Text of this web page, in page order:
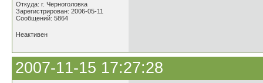
Откуда: г. Черноголовка
Зарегистрирован: 2006-05-11
Сообщений: 5864
Неактивен
2007-11-15 17:27:28